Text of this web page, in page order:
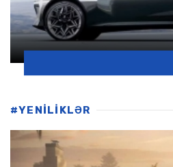
#YENİLİKLƏR